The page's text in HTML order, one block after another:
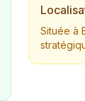
Située à